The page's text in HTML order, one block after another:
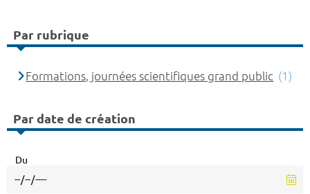
Par rubrique
Formations, journées scientifiques grand public (1)
Par date de création
Du